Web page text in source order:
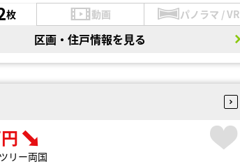
枚 動画 パノラマ / VR
区画・住戸情報を見る
リー両国